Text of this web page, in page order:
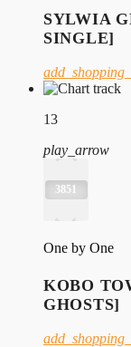
SYLWIA
SINGLE]
13
play_arrow
3851
One by One
KOBO
GHOSTS]